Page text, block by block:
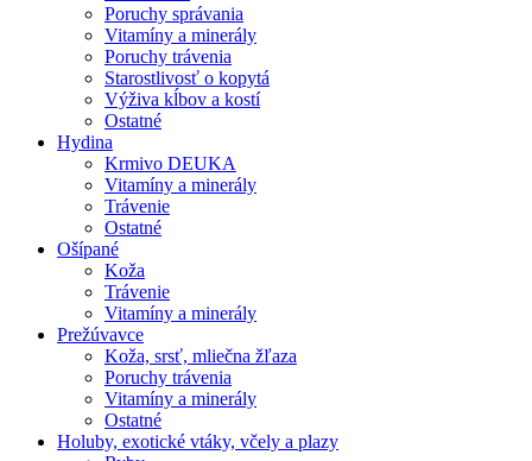
Poruchy správania
Vitamíny a minerály
Poruchy trávenia
Starostlivosť o kopytá
Výživa kĺbov a kostí
Ostatné
Hydina
Krmivo DEUKA
Vitamíny a minerály
Trávenie
Ostatné
Ošípané
Koža
Trávenie
Vitamíny a minerály
Prežúvavce
Koža, srsť, mliečna žľaza
Poruchy trávenia
Vitamíny a minerály
Ostatné
Holuby, exotické vtáky, včely a plazy